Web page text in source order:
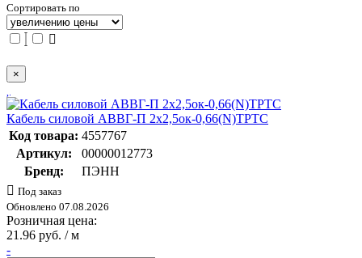
Сортировать по
×
Кабель силовой АВВГ-П 2х2,5ок-0,66(N)ТРТС
Код товара: 4557767
Артикул:
00000012773
Бренд:
ПЭНН
Под заказ
Обновлено 07.08.2026
Розничная цена:
21.96 руб. / м
-